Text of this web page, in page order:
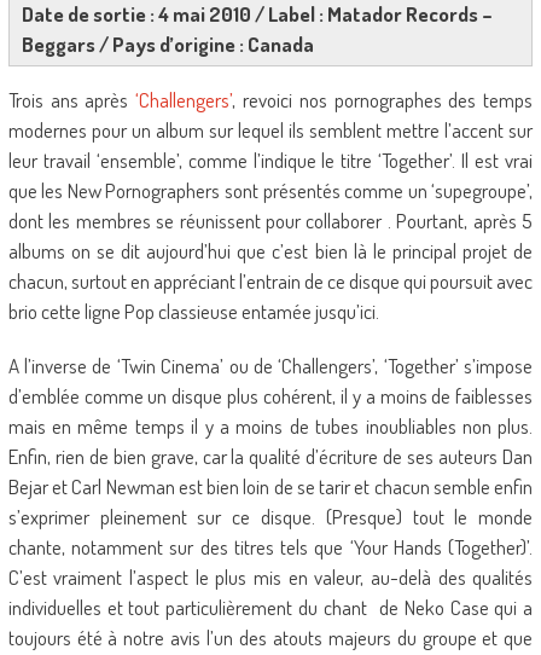
Date de sortie : 4 mai 2010 / Label : Matador Records –
Beggars / Pays d’origine : Canada
Trois ans après‘Challengers’, revoici nos pornographes des temps
modernes pour un album sur lequel ils semblent mettre l’accent sur
leur travail ‘ensemble’, comme l’indique le titre ‘Together’. Il est vrai
que les New Pornographers sont présentés comme un ‘supegroupe’,
dont les membres se réunissent pour collaborer . Pourtant, après 5
albums on se dit aujourd’hui que c’est bien là le principal projet de
chacun, surtout en appréciant l’entrain de ce disque qui poursuit avec
brio cette ligne Pop classieuse entamée jusqu’ici.
A l’inverse de ‘Twin Cinema’ ou de ‘Challengers’, ‘Together’ s’impose
d’emblée comme un disque plus cohérent, il y a moins de faiblesses
mais en même temps il y a moins de tubes inoubliables non plus.
Enfin, rien de bien grave, car la qualité d’écriture de ses auteurs Dan
Bejar et Carl Newman est bien loin de se tarir et chacun semble enfin
s’exprimer pleinement sur ce disque. (Presque) tout le monde
chante, notamment sur des titres tels que ‘Your Hands (Together)’.
C’est vraiment l’aspect le plus mis en valeur, au-delà des qualités
individuelles et tout particulièrement du chant de Neko Case qui a
toujours été à notre avis l’un des atouts majeurs du groupe et que